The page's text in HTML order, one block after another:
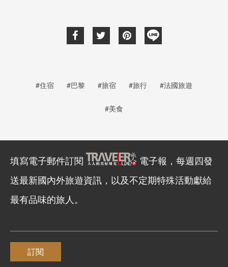
#住宿 #巴黎 #旅宿 #旅行 #法國旅遊
#美食
填寫電子郵件訂閱
電子報，每週四發
送最新國內外旅遊資訊，以及不定期特殊活動獻給
最有品味的旅人。
訂閱